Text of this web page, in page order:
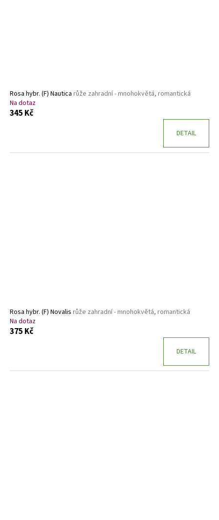
Rosa hybr. (F) Nautica růže zahradní - mnohokvětá, romantická
Na dotaz
345 Kč
DETAIL
Rosa hybr. (F) Novalis růže zahradní - mnohokvětá, romantická
Na dotaz
375 Kč
DETAIL